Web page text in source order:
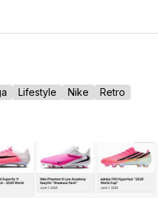
Lifestyle Nike
Retro